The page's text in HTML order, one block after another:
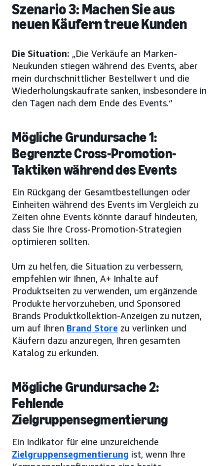
Szenario 3: Machen Sie aus
neuen Käufern treue Kunden
Die Situation: „Die Verkäufe an Marken-
Neukunden stiegen während des Events, aber
mein durchschnittlicher Bestellwert und die
Wiederholungskaufrate sanken, insbesondere in
den Tagen nach dem Ende des Events.“
Mögliche Grundursache 1:
Begrenzte Cross-Promotion-
Taktiken während des Events
Ein Rückgang der Gesamtbestellungen oder
Einheiten während des Events im Vergleich zu
Zeiten ohne Events könnte darauf hindeuten,
dass Sie Ihre Cross-Promotion-Strategien
optimieren sollten.
Um zu helfen, die Situation zu verbessern,
empfehlen wir Ihnen, A+ Inhalte auf
Produktseiten zu verwenden, um ergänzende
Produkte hervorzuheben, und Sponsored
Brands Produktkollektion-Anzeigen zu nutzen,
um auf Ihren Brand Store zu verlinken und
Käufern dazu anzuregen, Ihren gesamten
Katalog zu erkunden.
Mögliche Grundursache 2:
Fehlende
Zielgruppensegmentierung
Ein Indikator für eine unzureichende
Zielgruppensegmentierung ist, wenn Ihre